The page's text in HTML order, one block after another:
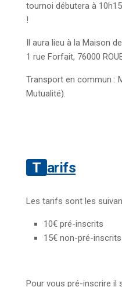
tournoi débutera à
!
Il aura lieu à la Maison
1 rue Forfait, 76000
Transport en commun :
Mutualité).
Tarifs
Les tarifs sont les
10€ pré-inscrits
15€ non-pré-
Pour vous pré-inscrire il